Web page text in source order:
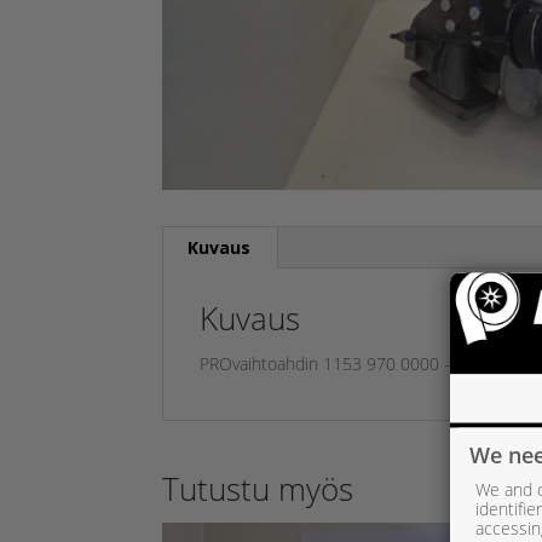
Kuvaus
Kuvaus
PROvaihtoahdin 1153 970 0000 – Sisu
Tutustu myös
We
We and